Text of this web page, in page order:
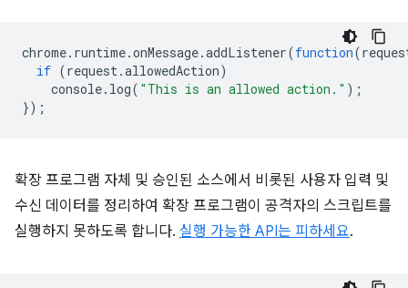
chrome. runtime.onMessage.addListener(function(
if (request.allowedAction)
console. log( "This is an allowed action." );
});
확장 프로그램 자체 및 승인된 소스에서 비롯된 사용자 입력 및
수신 데이터를 정리하여 확장 프로그램이 공격자의 스크립트를
실행하지 못하도록 합니다. 실행 가능한 API는 피하세요.